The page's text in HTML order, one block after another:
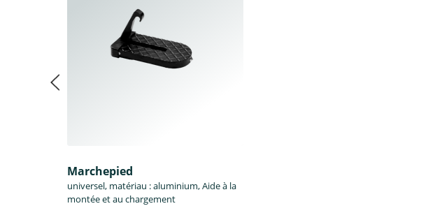
Marchepied
universel, matériau : aluminium, Aide à la
montée et au chargement